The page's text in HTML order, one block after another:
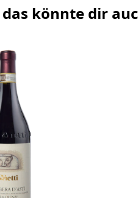
das könnte dir